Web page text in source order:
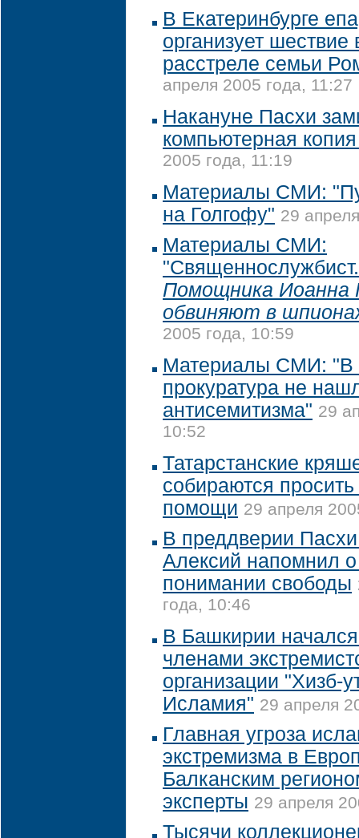
В Екатеринбурге
организует шествие
расстреле семьи
апреля 2005 года, 11:27
Накануне Пасхи
компьютерная
2005 года, 11:19
Материалы СМИ:
на Голгофу" 29
Материалы СМИ:
"Священнослужбист.
Помощника Иоанна
обвиняют в
2005 года, 10:59
Материалы СМИ: "В
прокуратура не
антисемитизма" 29
10:52
Татарстанские
собираются
помощи 29 апреля
В преддверии
Алексий напомнил
понимании свободы
года, 10:46
В Башкирии
членами
организации "Хизб-
Исламия" 29 апреля
Главная угроза
экстремизма в
Балканским
эксперты 29 апреля
Тысячи